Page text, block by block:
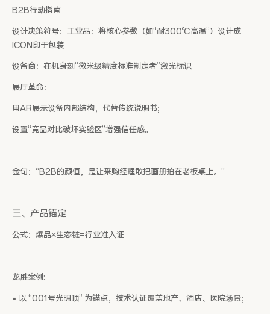
B2B行动指南
设计决策符号：工业品：将核心参数（如“耐300℃高温”）设计成
ICON印于包装
设备商：在机身刻“微米级精度标准制定者”激光标识
展厅革命：
用AR展示设备内部结构，代替传统说明书;
设置“竞品对比破坏实验区”增强信任感。
金句：“B2B的颜值，是让采购经理敢把画册拍在老板桌上。”
三、产品锚定
公式：爆品×生态链=行业准入证
龙胜案例:
▪ 以 “001号光明顶” 为锚点，技术认证覆盖地产、酒店、医院场景；